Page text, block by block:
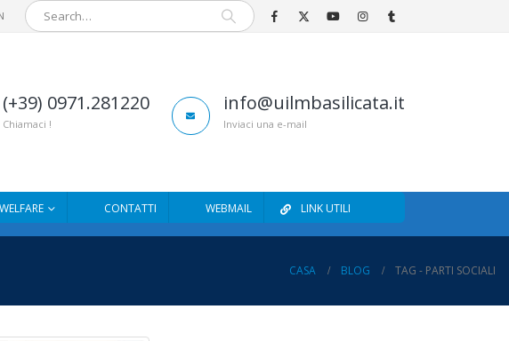
(+39) 0971.281220
Chiamaci !
info@uilmbasilicata.it
Inviaci una e-mail
WELFARE CONTATTI WEBMAIL LINK UTILI
CASA BLOG TAG - PARTI SOCIALI